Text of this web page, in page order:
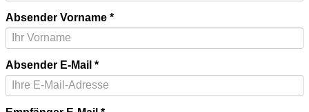
Absender Vorname
Absender E-Mail